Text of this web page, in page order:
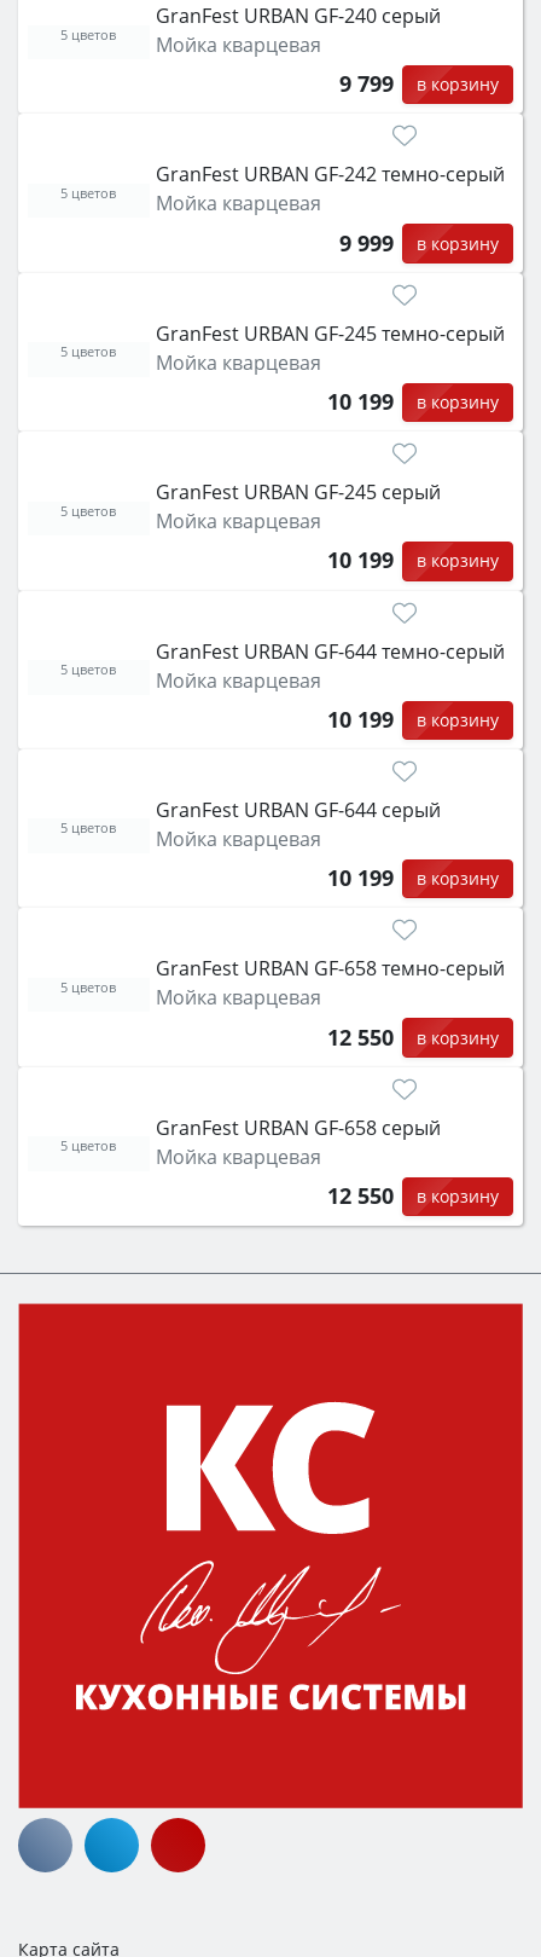
GranFest URBAN GF-240 серый
Мойка кварцевая
9 799 в корзину
5 цветов
GranFest URBAN GF-242 темно-серый
Мойка кварцевая
9 999 в корзину
5 цветов
GranFest URBAN GF-245 темно-серый
Мойка кварцевая
10 199 в корзину
5 цветов
GranFest URBAN GF-245 серый
Мойка кварцевая
10 199 в корзину
5 цветов
GranFest URBAN GF-644 темно-серый
Мойка кварцевая
10 199 в корзину
5 цветов
GranFest URBAN GF-644 серый
Мойка кварцевая
10 199 в корзину
5 цветов
GranFest URBAN GF-658 темно-серый
Мойка кварцевая
12 550 в корзину
5 цветов
GranFest URBAN GF-658 серый
Мойка кварцевая
12 550 в корзину
5 цветов
Карта сайта